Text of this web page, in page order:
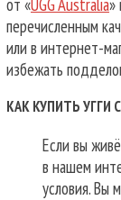
от «UGG Australia»
перечисленным
или в интернет-
избежать
КАК КУПИТЬ УГГИ
Если вы
в нашем
условия. Вы